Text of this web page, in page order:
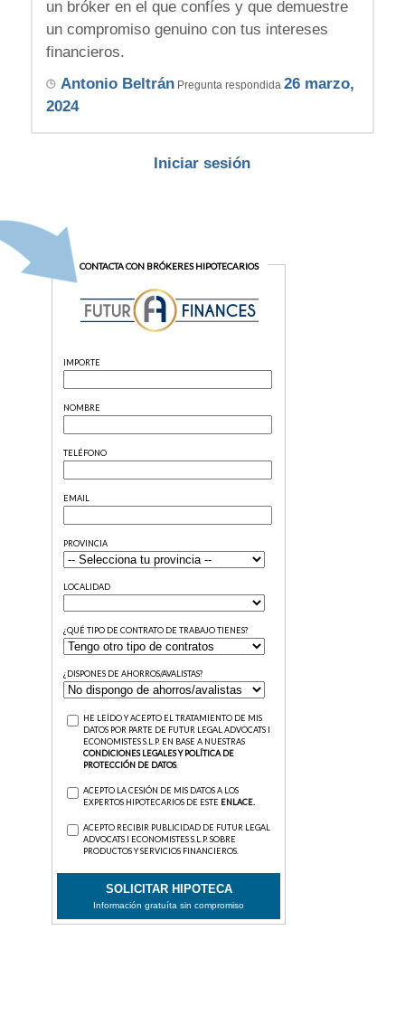
un bróker en el que confíes y que demuestre
un compromiso genuino con tus intereses
financieros.
Antonio BeltránPregunta respondida 26 marzo,
2024
Iniciar sesión